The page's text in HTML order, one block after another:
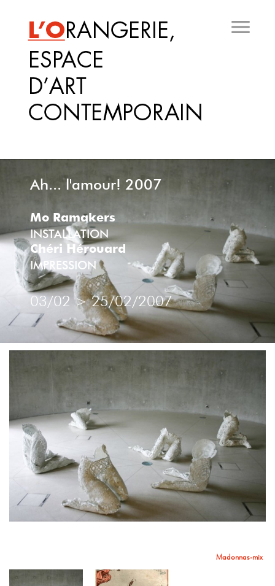
principal
Ah... l'amour! 2007
Mo Ramakers
INSTALLATION
Chéri Hérouard
IMPRESSION
03/02 >25/02/2007
Madonnas-mix